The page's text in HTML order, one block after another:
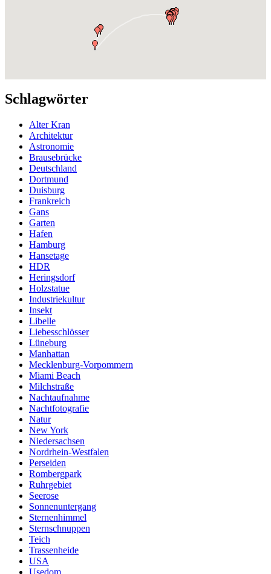
Schlagwörter
Alter Kran
Architektur
Astronomie
Brausebrücke
Deutschland
Dortmund
Duisburg
Frankreich
Gans
Garten
Hafen
Hamburg
Hansetage
HDR
Heringsdorf
Holzstatue
Industriekultur
Insekt
Libelle
Liebesschlösser
Lüneburg
Manhattan
Mecklenburg-Vorpommern
Miami Beach
Milchstraße
Nachtaufnahme
Nachtfotografie
Natur
New York
Niedersachsen
Nordrhein-Westfalen
Perseiden
Rombergpark
Ruhrgebiet
Seerose
Sonnenuntergang
Sternenhimmel
Sternschnuppen
Teich
Trassenheide
USA